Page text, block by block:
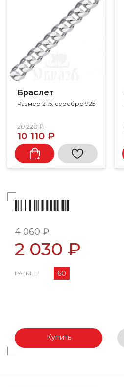
Браслет
Размер 21.5, серебро 925
20 220 ₽
10 110 ₽
4 060 ₽
2 030 ₽
РАЗМЕР 60
Купить